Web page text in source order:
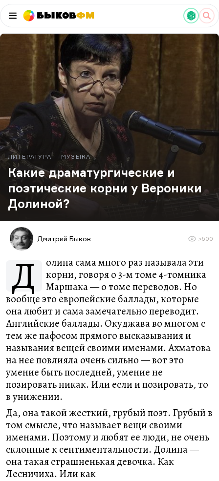
БыковФМ
ЛИТЕРАТУРА МУЗЫКА
Какие драматургические и
поэтические корни у Вероники
Долиной?
Дмитрий Быков >500
Д
олина сама много раз называла эти
корни, говоря о 3-м томе 4-томника
Маршака — о томе переводов. Но
вообще это европейские баллады, которые
она любит и сама замечательно переводит.
Английские баллады. Окуджава во многом с
тем же пафосом прямого высказывания и
называния вещей своими именами. Ахматова
на нее повлияла очень сильно — вот это
умение быть последней, умение не
позировать никак. Или если и позировать, то
в унижении.
Да, она такой жесткий, грубый поэт. Грубый в
том смысле, что называет вещи своими
именами. Поэтому и любят ее люди, не очень
склонные к сентиментальности. Долина —
она такая страшненькая девочка. Как
Лесничиха. Или как